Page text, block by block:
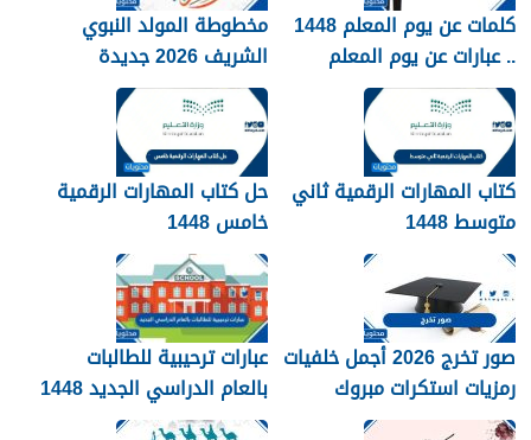
كلمات عن يوم المعلم 1448
.. عبارات عن يوم المعلم
مكتوبة 1448
مخطوطة المولد النبوي
الشريف 2026 جديدة
كتاب المهارات الرقمية ثاني
متوسط 1448
حل كتاب المهارات الرقمية
خامس 1448
صور تخرج 2026 أجمل خلفيات
رمزيات استكرات مبروك
التخرج 1448
عبارات ترحيبية للطالبات
بالعام الدراسي الجديد 1448
بالصور